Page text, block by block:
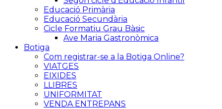
Educació Primària
Educació Secundària
Cicle Formatiu Grau Bàsic
Ave Maria Gastronòmica
Botiga
Com registrar-se a la Botiga Online?
VIATGES
EIXIDES
LLIBRES
UNIFORMITAT
VENDA ENTREPANS